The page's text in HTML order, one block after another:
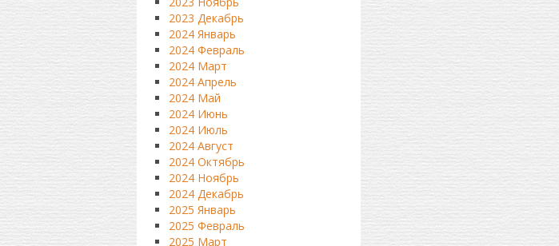
2023 Декабрь
2024 Январь
2024 Февраль
2024 Март
2024 Апрель
2024 Май
2024 Июнь
2024 Июль
2024 Август
2024 Октябрь
2024 Ноябрь
2024 Декабрь
2025 Январь
2025 Февраль
2025 Март